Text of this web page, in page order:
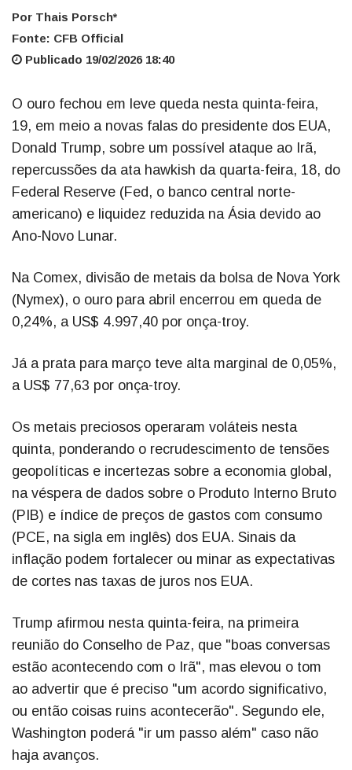
Por Thais Porsch*
Fonte: CFB Official
Publicado 19/02/2026 18:40
O ouro fechou em leve queda nesta quinta-feira,
19, em meio a novas falas do presidente dos EUA,
Donald Trump, sobre um possível ataque ao Irã,
repercussões da ata hawkish da quarta-feira, 18, do
Federal Reserve (Fed, o banco central norte-
americano) e liquidez reduzida na Ásia devido ao
Ano-Novo Lunar.
Na Comex, divisão de metais da bolsa de Nova York
(Nymex), o ouro para abril encerrou em queda de
0,24%, a US$ 4.997,40 por onça-troy.
Já a prata para março teve alta marginal de 0,05%,
a US$ 77,63 por onça-troy.
Os metais preciosos operaram voláteis nesta
quinta, ponderando o recrudescimento de tensões
geopolíticas e incertezas sobre a economia global,
na véspera de dados sobre o Produto Interno Bruto
(PIB) e índice de preços de gastos com consumo
(PCE, na sigla em inglês) dos EUA. Sinais da
inflação podem fortalecer ou minar as expectativas
de cortes nas taxas de juros nos EUA.
Trump afirmou nesta quinta-feira, na primeira
reunião do Conselho de Paz, que "boas conversas
estão acontecendo com o Irã", mas elevou o tom
ao advertir que é preciso "um acordo significativo,
ou então coisas ruins acontecerão". Segundo ele,
Washington poderá "ir um passo além" caso não
haja avanços.